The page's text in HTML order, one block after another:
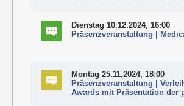
Dienstag 10.12.2024, 16:00
Präsenzveranstaltung |
Montag 25.11.2024, 18:00
Präsenzveranstaltung |
Awards mit Präsentation der